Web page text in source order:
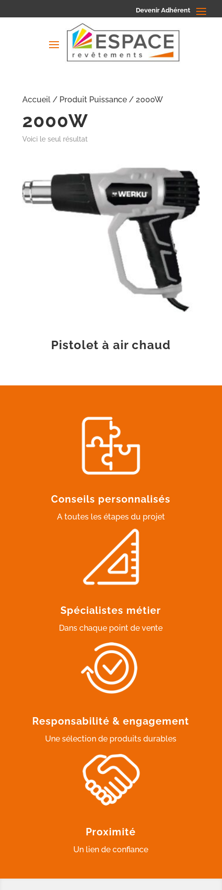
Devenir Adhérent
Accueil/ Produit Puissance / 2000W
2000W
Voici le seul résultat
Pistolet à air chaud
Conseils personnalisés
A toutes les étapes du projet
Spécialistes métier
Dans chaque point de vente
Responsabilité & engagement
Une sélection de produits durables
Proximité
Un lien de confiance